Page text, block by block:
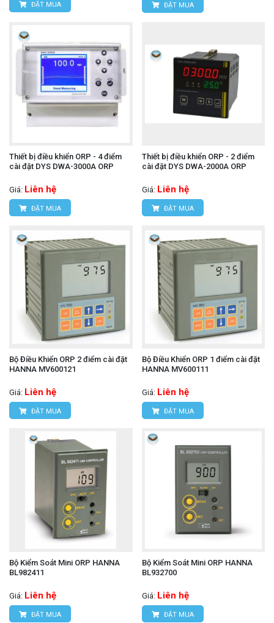
ĐẶT MUA ĐẶT MUA
Thiết bị điều khiển ORP - 4 điểm
cài đặt DYS DWA-3000A ORP
Giá: Liên hệ
ĐẶT MUA
Thiết bị điều khiển ORP - 2 điểm
cài đặt DYS DWA-2000A ORP
Giá: Liên hệ
ĐẶT MUA
Bộ Điều Khiển ORP 2 điểm cài đặt
HANNA MV600121
Giá: Liên hệ
ĐẶT MUA
Bộ Điều Khiển ORP 1 điểm cài đặt
HANNA MV600111
Giá: Liên hệ
ĐẶT MUA
Bộ Kiểm Soát Mini ORP HANNA
BL982411
Giá: Liên hệ
ĐẶT MUA
Bộ Kiểm Soát Mini ORP HANNA
BL932700
Giá: Liên hệ
ĐẶT MUA